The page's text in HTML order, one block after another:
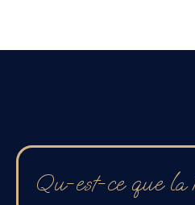
Qu-est-ce que la